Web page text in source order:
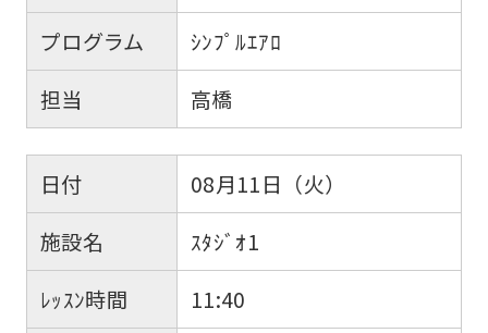
プログラム
ｼﾝﾌﾟﾙｴｱﾛ
担当
高橋
日付
08月11日（火）
施設名
ｽﾀｼﾞｵ1
ﾚｯｽﾝ時間
11:40